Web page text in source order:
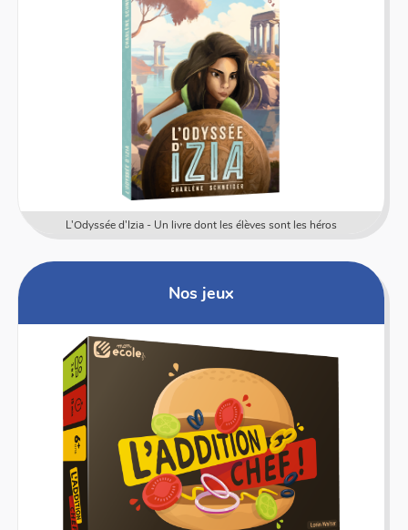
L'Odyssée d'Izia - Un livre dont les élèves sont les héros
Nos jeux